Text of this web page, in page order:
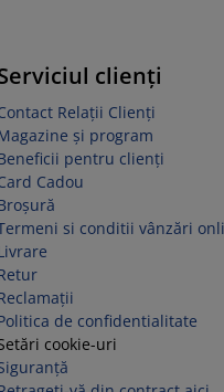
clienți
Relații Clienți
și program
pentru clienți
Cadou
si conditii vânzări
de confidentialitate
cookie-uri